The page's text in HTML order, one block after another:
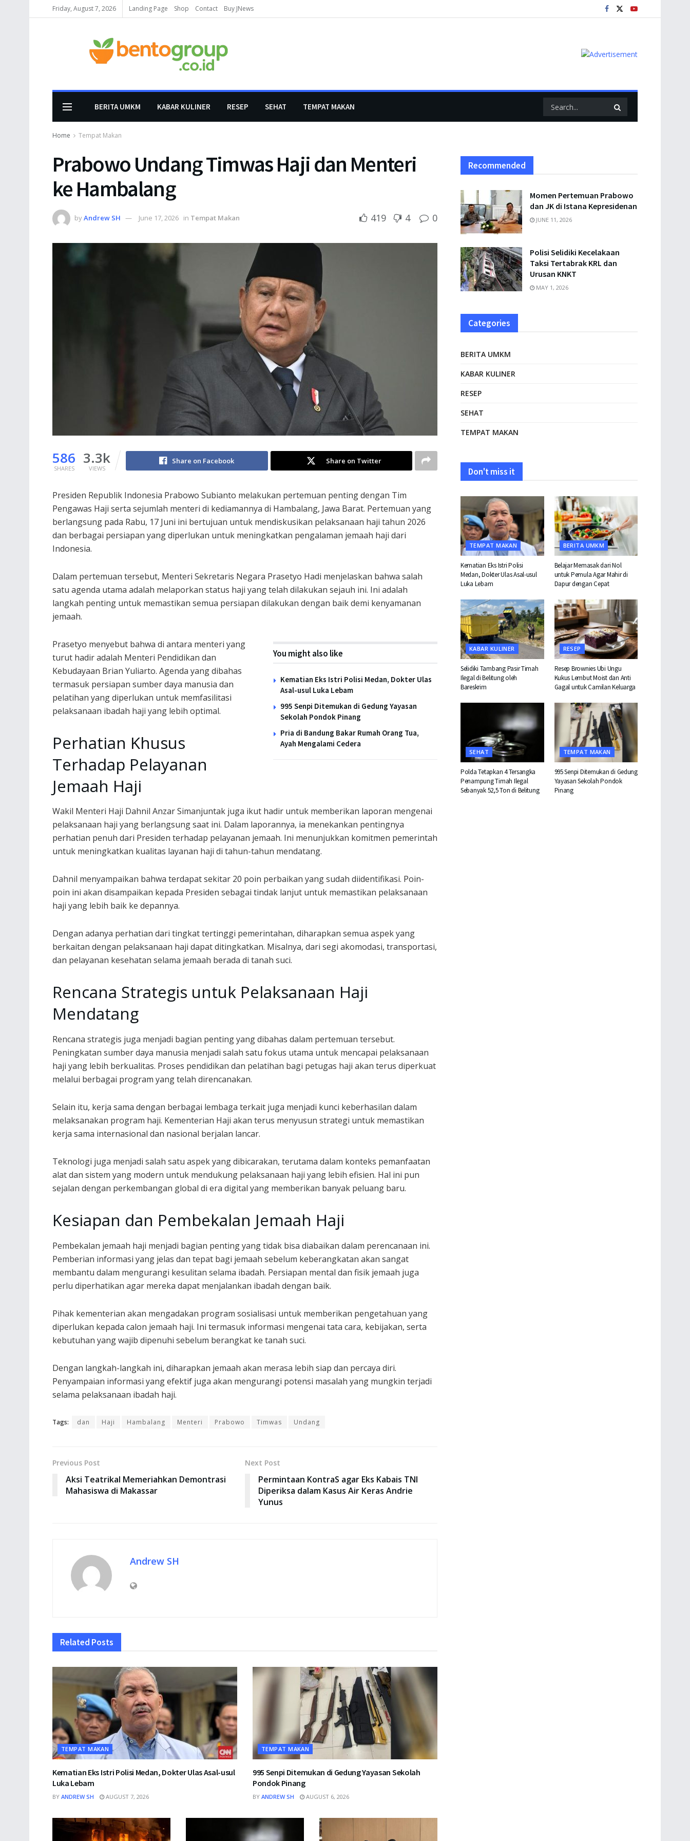
Friday, August 7, 2026 Landing Page Shop Contact Buy JNews
BERITA UMKM KABAR KULINER RESEP SEHAT TEMPAT MAKAN
Home Tempat Makan
Prabowo Undang Timwas Haji dan Menteri
ke Hambalang
byAndrew SH June 17, 2026 in Tempat Makan 419 4 0
586
SHARES
3.3k
VIEWS
Share on Facebook Share on Twitter
Presiden Republik Indonesia Prabowo Subianto melakukan pertemuan penting dengan Tim
Pengawas Haji serta sejumlah menteri di kediamannya di Hambalang, Jawa Barat. Pertemuan yang
berlangsung pada Rabu, 17 Juni ini bertujuan untuk mendiskusikan pelaksanaan haji tahun 2026
dan berbagai persiapan yang diperlukan untuk meningkatkan pengalaman jemaah haji dari
Indonesia.
Dalam pertemuan tersebut, Menteri Sekretaris Negara Prasetyo Hadi menjelaskan bahwa salah
satu agenda utama adalah melaporkan status haji yang telah dilakukan sejauh ini. Ini adalah
langkah penting untuk memastikan semua persiapan dilakukan dengan baik demi kenyamanan
jemaah.
You might also like
Kematian Eks Istri Polisi Medan, Dokter Ulas
Asal-usul Luka Lebam
995 Senpi Ditemukan di Gedung Yayasan
Sekolah Pondok Pinang
Pria di Bandung Bakar Rumah Orang Tua,
Ayah Mengalami Cedera
Prasetyo menyebut bahwa di antara menteri yang
turut hadir adalah Menteri Pendidikan dan
Kebudayaan Brian Yuliarto. Agenda yang dibahas
termasuk persiapan sumber daya manusia dan
pelatihan yang diperlukan untuk memfasilitasi
pelaksanaan ibadah haji yang lebih optimal.
Perhatian Khusus
Terhadap Pelayanan
Jemaah Haji
Wakil Menteri Haji Dahnil Anzar Simanjuntak juga ikut hadir untuk memberikan laporan mengenai
pelaksanaan haji yang berlangsung saat ini. Dalam laporannya, ia menekankan pentingnya
perhatian penuh dari Presiden terhadap pelayanan jemaah. Ini menunjukkan komitmen pemerintah
untuk meningkatkan kualitas layanan haji di tahun-tahun mendatang.
Dahnil menyampaikan bahwa terdapat sekitar 20 poin perbaikan yang sudah diidentifikasi. Poin-
poin ini akan disampaikan kepada Presiden sebagai tindak lanjut untuk memastikan pelaksanaan
haji yang lebih baik ke depannya.
Dengan adanya perhatian dari tingkat tertinggi pemerintahan, diharapkan semua aspek yang
berkaitan dengan pelaksanaan haji dapat ditingkatkan. Misalnya, dari segi akomodasi, transportasi,
dan pelayanan kesehatan selama jemaah berada di tanah suci.
Rencana Strategis untuk Pelaksanaan Haji
Mendatang
Rencana strategis juga menjadi bagian penting yang dibahas dalam pertemuan tersebut.
Peningkatan sumber daya manusia menjadi salah satu fokus utama untuk mencapai pelaksanaan
haji yang lebih berkualitas. Proses pendidikan dan pelatihan bagi petugas haji akan terus diperkuat
melalui berbagai program yang telah direncanakan.
Selain itu, kerja sama dengan berbagai lembaga terkait juga menjadi kunci keberhasilan dalam
melaksanakan program haji. Kementerian Haji akan terus menyusun strategi untuk memastikan
kerja sama internasional dan nasional berjalan lancar.
Teknologi juga menjadi salah satu aspek yang dibicarakan, terutama dalam konteks pemanfaatan
alat dan sistem yang modern untuk mendukung pelaksanaan haji yang lebih efisien. Hal ini pun
sejalan dengan perkembangan global di era digital yang memberikan banyak peluang baru.
Kesiapan dan Pembekalan Jemaah Haji
Pembekalan jemaah haji menjadi bagian penting yang tidak bisa diabaikan dalam perencanaan ini.
Pemberian informasi yang jelas dan tepat bagi jemaah sebelum keberangkatan akan sangat
membantu dalam mengurangi kesulitan selama ibadah. Persiapan mental dan fisik jemaah juga
perlu diperhatikan agar mereka dapat menjalankan ibadah dengan baik.
Pihak kementerian akan mengadakan program sosialisasi untuk memberikan pengetahuan yang
diperlukan kepada calon jemaah haji. Ini termasuk informasi mengenai tata cara, kebijakan, serta
kebutuhan yang wajib dipenuhi sebelum berangkat ke tanah suci.
Dengan langkah-langkah ini, diharapkan jemaah akan merasa lebih siap dan percaya diri.
Penyampaian informasi yang efektif juga akan mengurangi potensi masalah yang mungkin terjadi
selama pelaksanaan ibadah haji.
Tags: dan Haji Hambalang Menteri Prabowo Timwas Undang
Previous Post
Aksi Teatrikal Memeriahkan Demontrasi
Mahasiswa di Makassar
Next Post
Permintaan KontraS agar Eks Kabais TNI
Diperiksa dalam Kasus Air Keras Andrie
Yunus
Andrew SH
Related Posts
TEMPAT MAKAN
Kematian Eks Istri Polisi Medan, Dokter Ulas Asal-usul
Luka Lebam
BY ANDREW SH AUGUST 7, 2026
TEMPAT MAKAN
995 Senpi Ditemukan di Gedung Yayasan Sekolah
Pondok Pinang
BY ANDREW SH AUGUST 6, 2026
Recommended
Momen Pertemuan Prabowo
dan JK di Istana Kepresidenan
JUNE 11, 2026
Polisi Selidiki Kecelakaan
Taksi Tertabrak KRL dan
Urusan KNKT
MAY 1, 2026
Categories
BERITA UMKM
KABAR KULINER
RESEP
SEHAT
TEMPAT MAKAN
Don't miss it
TEMPAT MAKAN
Kematian Eks Istri Polisi
Medan, Dokter Ulas Asal-usul
Luka Lebam
BERITA UMKM
Belajar Memasak dari Nol
untuk Pemula Agar Mahir di
Dapur dengan Cepat
KABAR KULINER
Selidiki Tambang Pasir Timah
Ilegal di Belitung oleh
Bareskrim
RESEP
Resep Brownies Ubi Ungu
Kukus Lembut Moist dan Anti
Gagal untuk Camilan Keluarga
SEHAT
Polda Tetapkan 4 Tersangka
Penampung Timah Ilegal
Sebanyak 52,5 Ton di Belitung
TEMPAT MAKAN
995 Senpi Ditemukan di Gedung
Yayasan Sekolah Pondok
Pinang